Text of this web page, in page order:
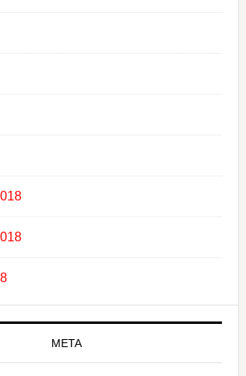
META